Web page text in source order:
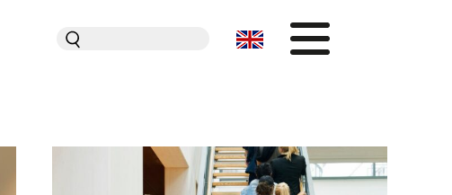
Zoeken
Dit is Jeugdplatform Amsterdam